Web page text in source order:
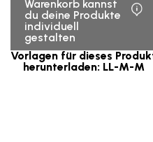
erhalte deinen
Auftrag am